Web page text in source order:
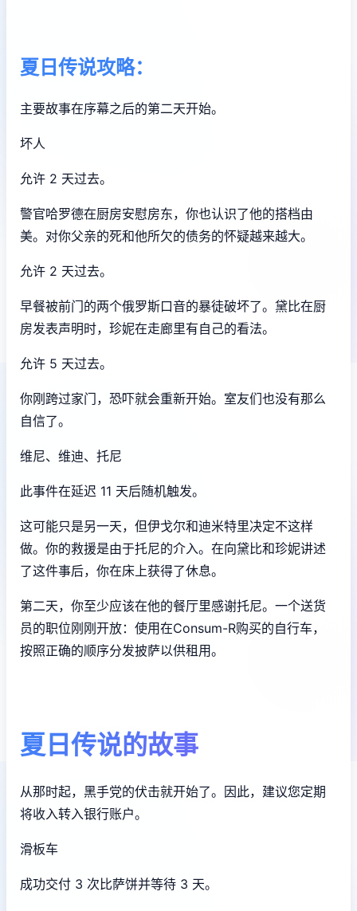
夏日传说攻略：
主要故事在序幕之后的第二天开始。
坏人
允许 2 天过去。
警官哈罗德在厨房安慰房东，你也认识了他的搭档由
美。对你父亲的死和他所欠的债务的怀疑越来越大。
允许 2 天过去。
早餐被前门的两个俄罗斯口音的暴徒破坏了。黛比在厨
房发表声明时，珍妮在走廊里有自己的看法。
允许 5 天过去。
你刚跨过家门，恐吓就会重新开始。室友们也没有那么
自信了。
维尼、维迪、托尼
此事件在延迟 11 天后随机触发。
这可能只是另一天，但伊戈尔和迪米特里决定不这样
做。你的救援是由于托尼的介入。在向黛比和珍妮讲述
了这件事后，你在床上获得了休息。
第二天，你至少应该在他的餐厅里感谢托尼。一个送货
员的职位刚刚开放：使用在Consum-R购买的自行车，
按照正确的顺序分发披萨以供租用。
夏日传说的故事
从那时起，黑手党的伏击就开始了。因此，建议您定期
将收入转入银行账户。
滑板车
成功交付 3 次比萨饼并等待 3 天。